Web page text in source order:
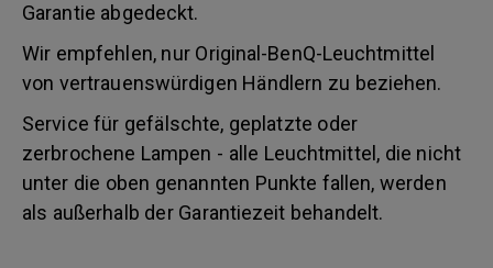
Garantie abgedeckt.
Wir empfehlen, nur Original-BenQ-Leuchtmittel
von vertrauenswürdigen Händlern zu beziehen.
Service für gefälschte, geplatzte oder
zerbrochene Lampen - alle Leuchtmittel, die nicht
unter die oben genannten Punkte fallen, werden
als außerhalb der Garantiezeit behandelt.